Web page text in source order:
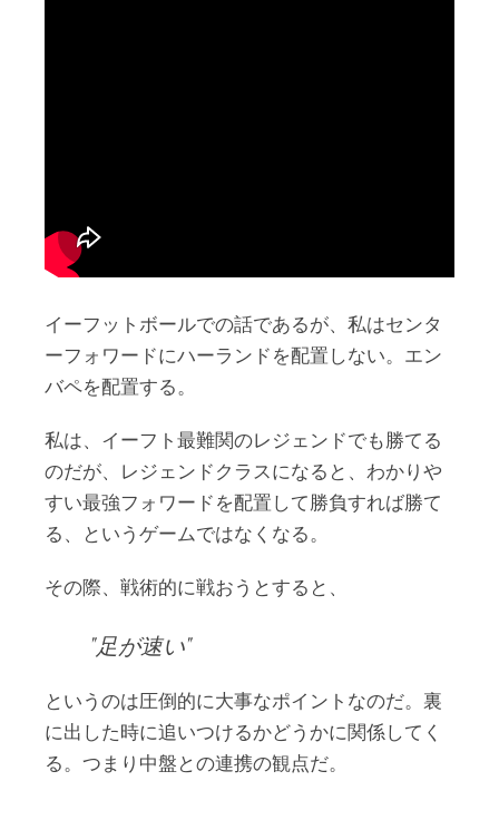
イーフットボールでの話であるが、私はセンタ
ーフォワードにハーランドを配置しない。エン
バペを配置する。
私は、イーフト最難関のレジェンドでも勝てる
のだが、レジェンドクラスになると、わかりや
すい最強フォワードを配置して勝負すれば勝て
る、というゲームではなくなる。
その際、戦術的に戦おうとすると、
足が速い
というのは圧倒的に大事なポイントなのだ。裏
に出した時に追いつけるかどうかに関係してく
る。つまり中盤との連携の観点だ。